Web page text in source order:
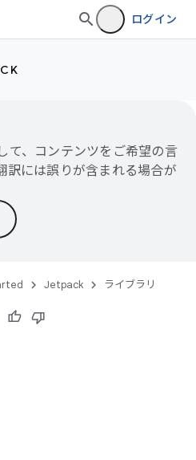
ログイン
て、コンテンツをご希望の言
訳には誤りが含まれる場合が
Jetpack ライブラリ